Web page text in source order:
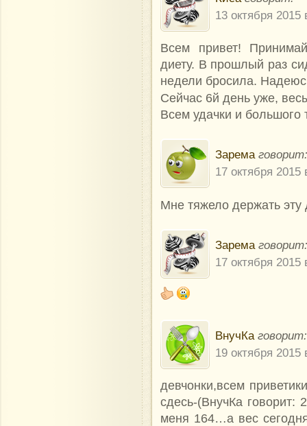
13 октября 2015
Всем привет!
диету. В прошлый раз
недели бросила.
Сейчас 6й день уже,
Всем удачки и большого
Зарема говорит:
17 октября 2015
Мне тяжело держать эту
Зарема говорит:
17 октября 2015
ВнучКа говорит:
19 октября 2015
девчонки,всем
сдесь-(ВнучКа говорит:
меня 164…а вес